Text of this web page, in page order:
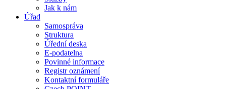
Jak k nám
Úřad
Samospráva
Struktura
Úřední deska
E-podatelna
Povinné informace
Registr oznámení
Kontaktní formuláře